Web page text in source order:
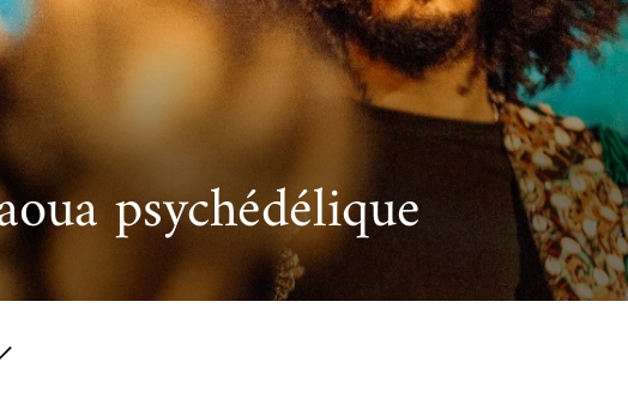
L’heure du conte
Centre de langue et de civilisation arabes
Accueillir une exposition pédagogique itinérante / Host
an educational travelling exhibition
psychédélique